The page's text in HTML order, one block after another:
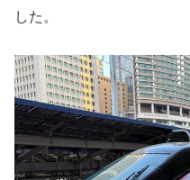
した。